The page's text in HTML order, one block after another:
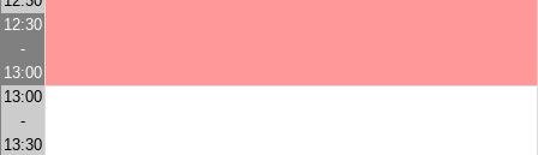
12:30
-
13:00
13:00
-
13:30